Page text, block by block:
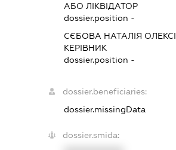
АБО ЛІКВІДАТОР
dossier.position -
СЄБОВА НАТАЛІЯ
КЕРІВНИК
dossier.position -
dossier.beneficiaries:
dossier.missingData
dossier.smida: